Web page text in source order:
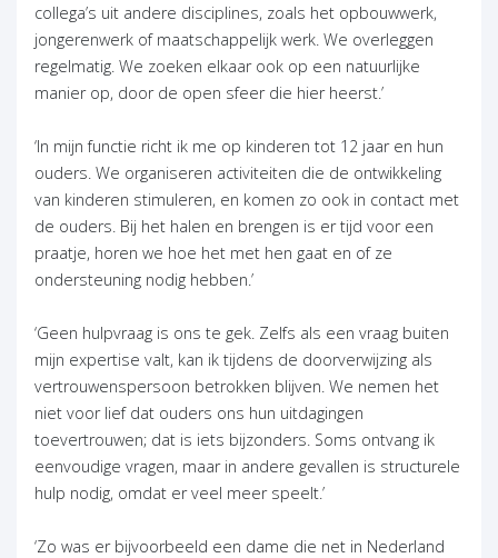
collega’s uit andere disciplines, zoals het opbouwwerk,
jongerenwerk of maatschappelijk werk. We overleggen
regelmatig. We zoeken elkaar ook op een natuurlijke
manier op, door de open sfeer die hier heerst.’
‘In mijn functie richt ik me op kinderen tot 12 jaar en hun
ouders. We organiseren activiteiten die de ontwikkeling
van kinderen stimuleren, en komen zo ook in contact met
de ouders. Bij het halen en brengen is er tijd voor een
praatje, horen we hoe het met hen gaat en of ze
ondersteuning nodig hebben.’
‘Geen hulpvraag is ons te gek. Zelfs als een vraag buiten
mijn expertise valt, kan ik tijdens de doorverwijzing als
vertrouwenspersoon betrokken blijven. We nemen het
niet voor lief dat ouders ons hun uitdagingen
toevertrouwen; dat is iets bijzonders. Soms ontvang ik
eenvoudige vragen, maar in andere gevallen is structurele
hulp nodig, omdat er veel meer speelt.’
‘Zo was er bijvoorbeeld een dame die net in Nederland